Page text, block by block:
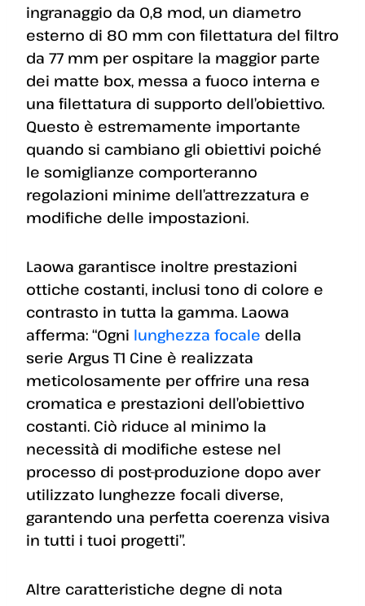
ingranaggio da 0,8 mod, un diametro
esterno di 80 mm con filettatura del filtro
da 77 mm per ospitare la maggior parte
dei matte box, messa a fuoco interna e
una filettatura di supporto dell’obiettivo.
Questo è estremamente importante
quando si cambiano gli obiettivi poiché
le somiglianze comporteranno
regolazioni minime dell’attrezzatura e
modifiche delle impostazioni.
Laowa garantisce inoltre prestazioni
ottiche costanti, inclusi tono di colore e
contrasto in tutta la gamma. Laowa
afferma: “Ogni lunghezza focale della
serie Argus T1 Cine è realizzata
meticolosamente per offrire una resa
cromatica e prestazioni dell’obiettivo
costanti. Ciò riduce al minimo la
necessità di modifiche estese nel
processo di post-produzione dopo aver
utilizzato lunghezze focali diverse,
garantendo una perfetta coerenza visiva
in tutti i tuoi progetti”.
Altre caratteristiche degne di nota